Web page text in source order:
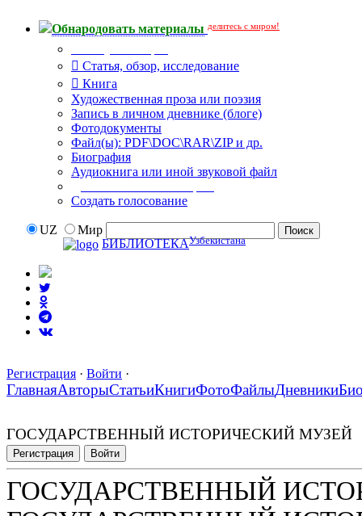
Обнародовать материалы делитесь с миром!
Статья, обзор, исследование
Книга
Художественная проза или поэзия
Запись в личном дневнике (блоге)
Фотодокументы
Файл(ы): PDF\DOC\RAR\ZIP и др.
Биография
Аудиокнига или иной звуковой файл
Создать голосование
UZ
Мир
БИБЛИОТЕКАУзбекистана
Регистрация · Войти ·
ГлавнаяАвторыСтатьиКнигиФотоФайлыДневники
ГОСУДАРСТВЕННЫЙ ИСТОРИЧЕСКИЙ МУЗЕЙ
Регистрация Войти
ГОСУДАРСТВЕННЫЙ